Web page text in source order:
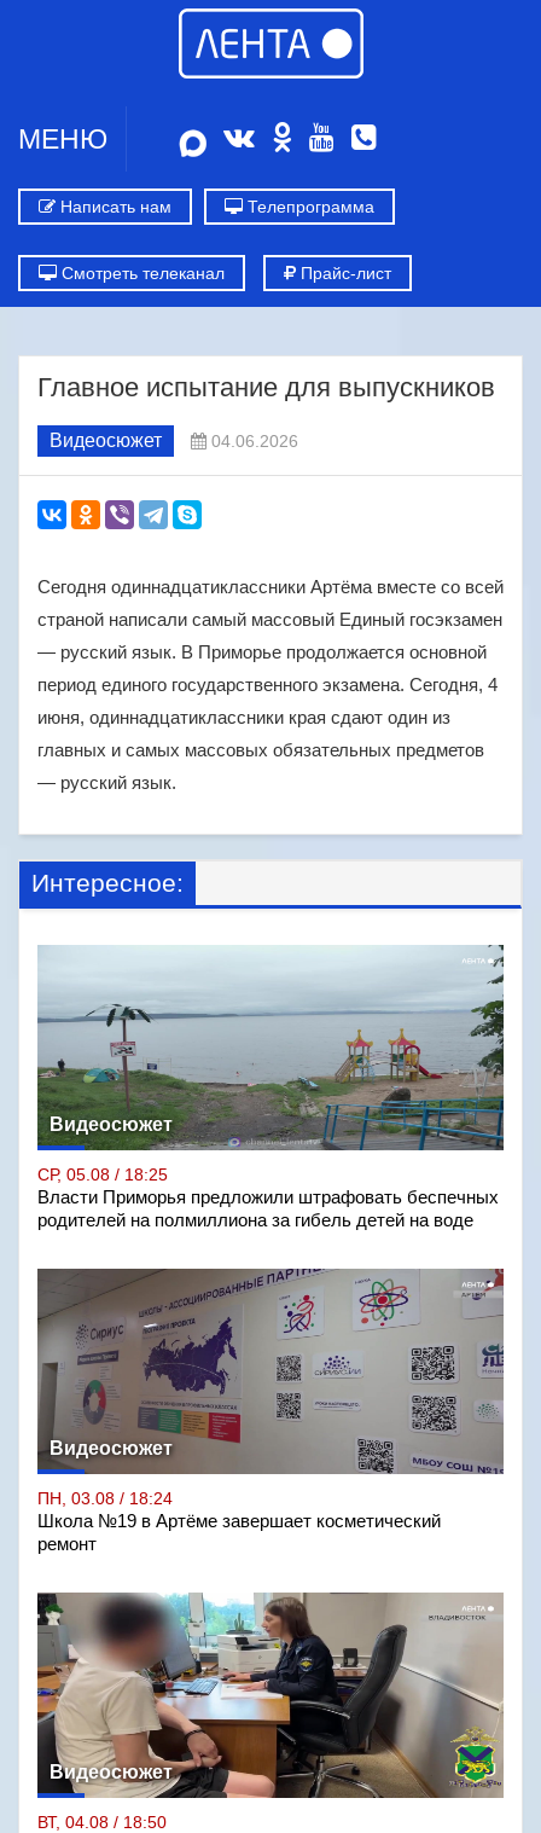
МЕНЮ
Написать нам Телепрограмма
Смотреть телеканал Прайс-лист
Главное испытание для выпускников
Видеосюжет 04.06.2026
Сегодня одиннадцатиклассники Артёма вместе со всей
страной написали самый массовый Единый госэкзамен
— русский язык. В Приморье продолжается основной
период единого государственного экзамена. Сегодня, 4
июня, одиннадцатиклассники края сдают один из
главных и самых массовых обязательных предметов
— русский язык.
Интересное:
Видеосюжет
СР, 05.08 / 18:25
Власти Приморья предложили штрафовать беспечных
родителей на полмиллиона за гибель детей на воде
Видеосюжет
ПН, 03.08 / 18:24
Школа №19 в Артёме завершает косметический
ремонт
Видеосюжет
ВТ, 04.08 / 18:50